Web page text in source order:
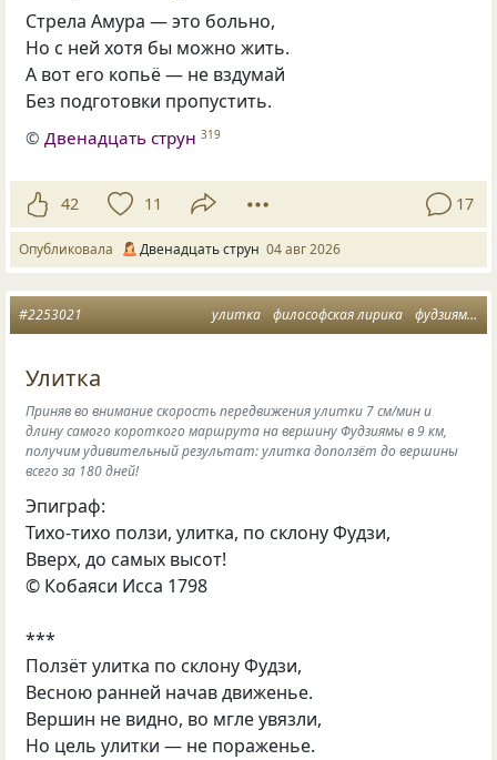
Стрела Амура — это больно,
Но с ней хотя бы можно жить.
А вот его копьё — не вздумай
Без подготовки пропустить.
© Двенадцать струн 319
42 11 17
Опубликовала Двенадцать струн 04 авг 2026
улитка философская лирика фудзияма
#2253021
Улитка
Приняв во внимание скорость передвижения улитки 7 см/мин и
длину самого короткого маршрута на вершину Фудзиямы в 9 км,
получим удивительный результат: улитка доползёт до вершины
всего за 180 дней!
Эпиграф:
Тихо-тихо ползи, улитка, по склону Фудзи,
Вверх, до самых высот!
© Кобаяси Исса 1798
***
Ползёт улитка по склону Фудзи,
Весною ранней начав движенье.
Вершин не видно, во мгле увязли,
Но цель улитки — не пораженье.